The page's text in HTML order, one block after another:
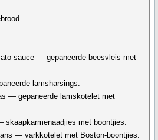
sauce — gepaneerde beesvleis met
lamsharsings.
— gepaneerde lamskotelet met
met boontjies.
— varkkotelet met Boston-boontjies.